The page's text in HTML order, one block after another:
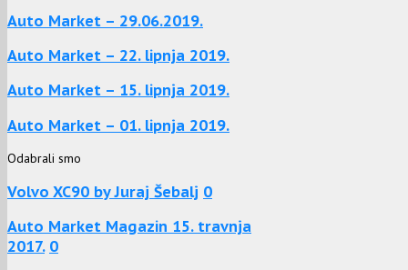
Auto Market – 29.06.2019.
Auto Market – 22. lipnja 2019.
Auto Market – 15. lipnja 2019.
Auto Market – 01. lipnja 2019.
Odabrali smo
Volvo XC90 by Juraj Šebalj 0
Auto Market Magazin 15. travnja
2017. 0